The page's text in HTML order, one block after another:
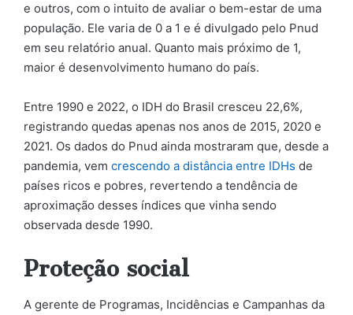
e outros, com o intuito de avaliar o bem-estar de uma
população. Ele varia de 0 a 1 e é divulgado pelo Pnud
em seu relatório anual. Quanto mais próximo de 1,
maior é desenvolvimento humano do país.
Entre 1990 e 2022, o IDH do Brasil cresceu 22,6%,
registrando quedas apenas nos anos de 2015, 2020 e
2021. Os dados do Pnud ainda mostraram que, desde a
pandemia, vem crescendo a distância entre IDHs de
países ricos e pobres, revertendo a tendência de
aproximação desses índices que vinha sendo
observada desde 1990.
Proteção social
A gerente de Programas, Incidências e Campanhas da